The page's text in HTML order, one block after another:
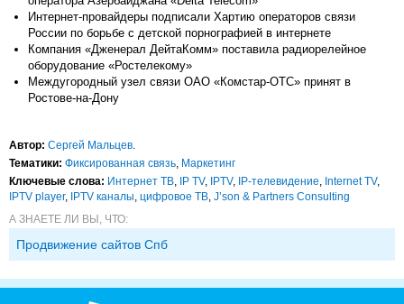
Интернет-провайдеры подписали Хартию операторов связи
России по борьбе с детской порнографией в интернете
Компания «Дженерал ДейтаКомм» поставила радиорелейное
оборудование «Ростелекому»
Междугородный узел связи ОАО «Комстар-ОТС» принят в
Ростове-на-Дону
Автор: Сергей Мальцев
Тематики: Фиксированная связь Маркетинг
Ключевые слова: Интернет ТВ IP TV, IPTV, IP-телевидение Internet TV,
IPTV player, IPTV каналы цифровое ТВ J’son & Partners Consulting
А ЗНАЕТЕ ЛИ ВЫ, ЧТО:
Продвижение сайтов Спб